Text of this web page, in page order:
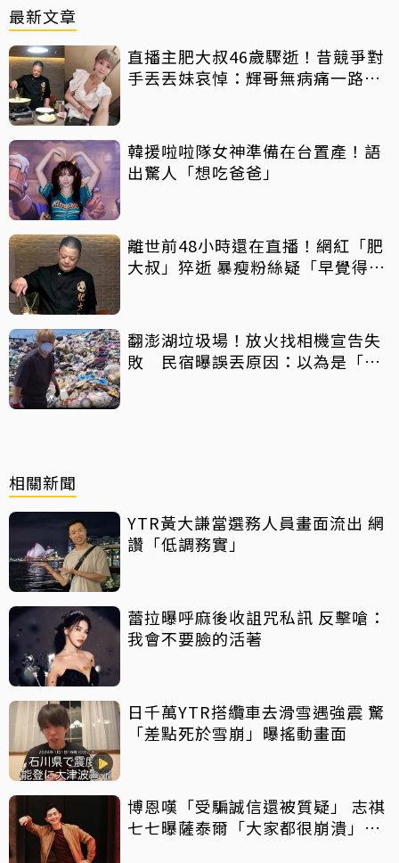
最新文章
直播主肥大叔46歲驟逝！昔競爭對
手丟丟妹哀悼：輝哥無病痛一路好
韓援啦啦隊女神準備在台置產！語
出驚人「想吃爸爸」
離世前48小時還在直播！網紅「肥
大叔」猝逝 暴瘦粉絲疑「早覺得不
翻澎湖垃圾場！放火找相機宣告失
敗 民宿曝誤丟原因：以為是「按
相關新聞
YTR黃大謙當選務人員畫面流出 網
讚「低調務實」
蕾拉曝呼麻後收詛咒私訊 反擊嗆：
我會不要臉的活著
日千萬YTR搭纜車去滑雪遇強震 驚
「差點死於雪崩」曝搖動畫面
博恩嘆「受騙誠信還被質疑」 志祺
七七曝薩泰爾「大家都很崩潰」：